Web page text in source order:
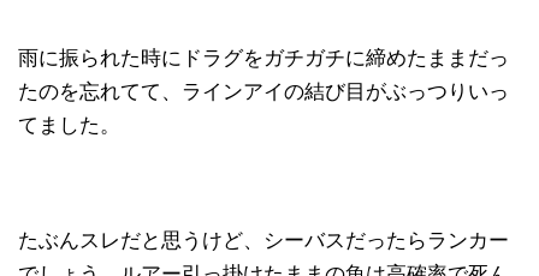
雨に振られた時にドラグをガチガチに締めたままだっ
たのを忘れてて、ラインアイの結び目がぶっつりいっ
てました。
たぶんスレだと思うけど、シーバスだったらランカー